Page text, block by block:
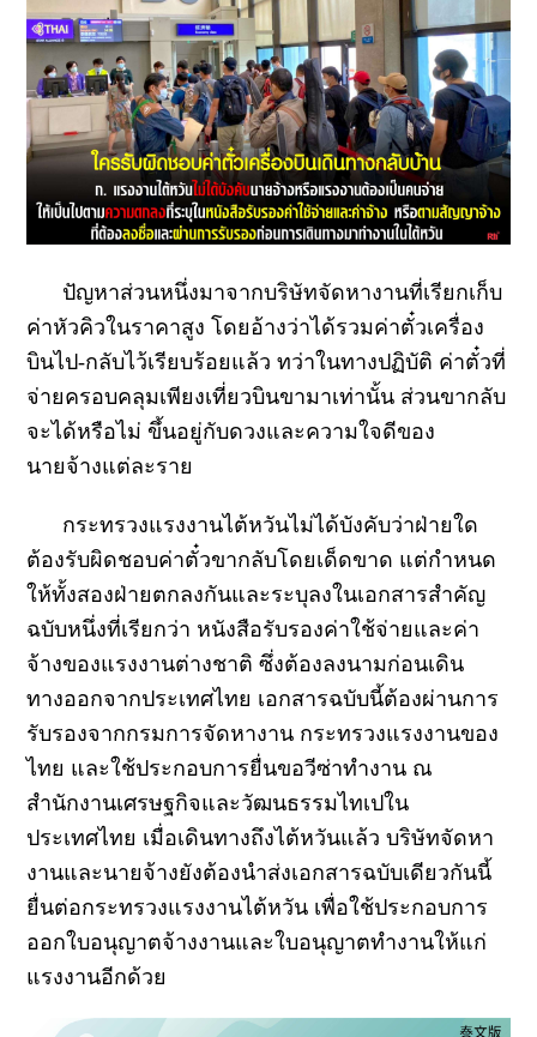
ปัญหาส่วนหนึ่งมาจากบริษัทจัดหางานที่เรียกเก็บ
ค่าหัวคิวในราคาสูง โดยอ้างว่าได้รวมค่าตั๋วเครื่อง
บินไป-กลับไว้เรียบร้อยแล้ว ทว่าในทางปฏิบัติ ค่าตั๋วที่
จ่ายครอบคลุมเพียงเที่ยวบินขามาเท่านั้น ส่วนขากลับ
จะได้หรือไม่ ขึ้นอยู่กับดวงและความใจดีของ
นายจ้างแต่ละราย
กระทรวงแรงงานไต้หวันไม่ได้บังคับว่าฝ่ายใด
ต้องรับผิดชอบค่าตั๋วขากลับโดยเด็ดขาด แต่กำหนด
ให้ทั้งสองฝ่ายตกลงกันและระบุลงในเอกสารสำคัญ
ฉบับหนึ่งที่เรียกว่า หนังสือรับรองค่าใช้จ่ายและค่า
จ้างของแรงงานต่างชาติ ซึ่งต้องลงนามก่อนเดิน
ทางออกจากประเทศไทย เอกสารฉบับนี้ต้องผ่านการ
รับรองจากกรมการจัดหางาน กระทรวงแรงงานของ
ไทย และใช้ประกอบการยื่นขอวีซ่าทำงาน ณ
สำนักงานเศรษฐกิจและวัฒนธรรมไทเปใน
ประเทศไทย เมื่อเดินทางถึงไต้หวันแล้ว บริษัทจัดหา
งานและนายจ้างยังต้องนำส่งเอกสารฉบับเดียวกันนี้
ยื่นต่อกระทรวงแรงงานไต้หวัน เพื่อใช้ประกอบการ
ออกใบอนุญาตจ้างงานและใบอนุญาตทำงานให้แก่
แรงงานอีกด้วย